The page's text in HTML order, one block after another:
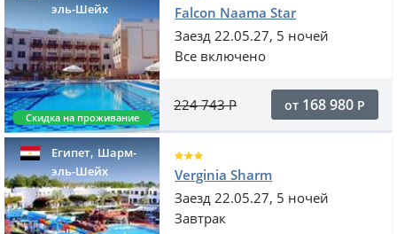
эль-Шейх
Скидка на проживание
Falcon Naama Star
Заезд 22.05.27, 5 ночей
Все включено
224 743Р от 168 980 Р
Египет,Шарм-
эль-Шейх
Verginia Sharm
Заезд 22.05.27, 5 ночей
Завтрак